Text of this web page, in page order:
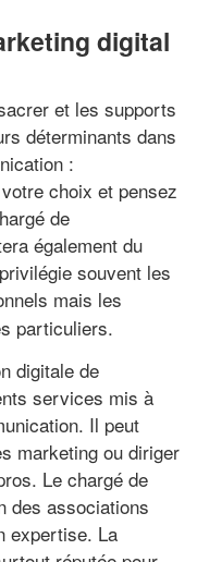
digital
et les supports
déterminants dans
:
choix et pensez
de
également du
souvent les
mais les
particuliers.
digitale de
services mis à
Il peut
marketing ou diriger
Le chargé de
des associations
expertise. La